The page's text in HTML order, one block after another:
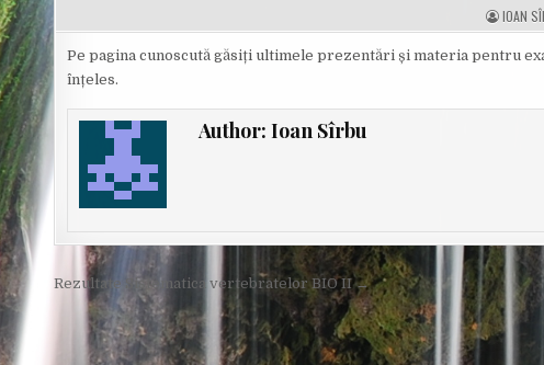
A
U
H
IOAN
Pe pagina cunoscută găsiți ultimele prezentări și materia pentru
înțeles.
Author: Ioan Sîrbu
Post
navigation
Rezultate Sistematica vertebratelor BIO II →